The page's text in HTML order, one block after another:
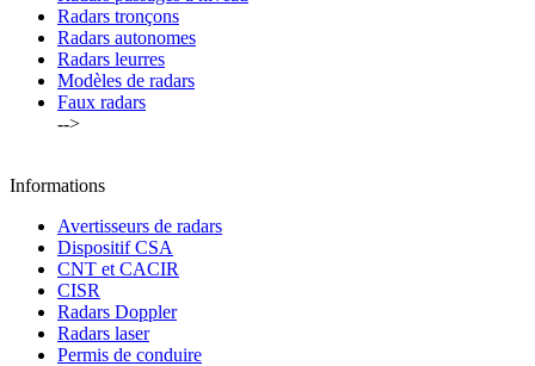
Radars tronçons
Radars autonomes
Radars leurres
Modèles de radars
Faux radars
-->
Informations
Avertisseurs de radars
Dispositif CSA
CNT et CACIR
CISR
Radars Doppler
Radars laser
Permis de conduire